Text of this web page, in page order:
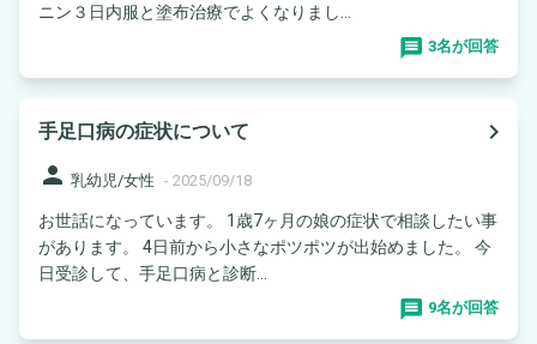
ニン３日内服と塗布治療でよくなりまし...
3名が回答
手足口病の症状について
navigate_next
person 乳幼児/女性 - 2025/09/18
お世話になっています。 1歳7ヶ月の娘の症状で相談したい事
があります。 4日前から小さなポツポツが出始めました。 今
日受診して、手足口病と診断...
9名が回答